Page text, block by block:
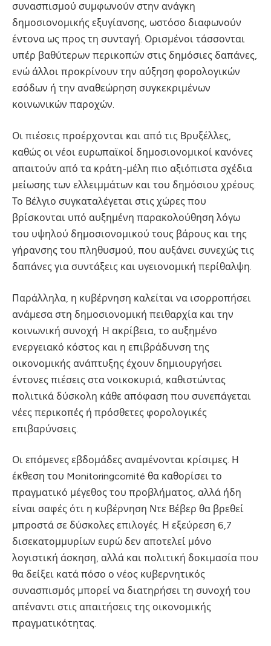
συνασπισμού συμφωνούν στην ανάγκη
δημοσιονομικής εξυγίανσης, ωστόσο διαφωνούν
έντονα ως προς τη συνταγή. Ορισμένοι τάσσονται
υπέρ βαθύτερων περικοπών στις δημόσιες δαπάνες,
ενώ άλλοι προκρίνουν την αύξηση φορολογικών
εσόδων ή την αναθεώρηση συγκεκριμένων
κοινωνικών παροχών.
Οι πιέσεις προέρχονται και από τις Βρυξέλλες,
καθώς οι νέοι ευρωπαϊκοί δημοσιονομικοί κανόνες
απαιτούν από τα κράτη-μέλη πιο αξιόπιστα σχέδια
μείωσης των ελλειμμάτων και του δημόσιου χρέους.
Το Βέλγιο συγκαταλέγεται στις χώρες που
βρίσκονται υπό αυξημένη παρακολούθηση λόγω
του υψηλού δημοσιονομικού τους βάρους και της
γήρανσης του πληθυσμού, που αυξάνει συνεχώς τις
δαπάνες για συντάξεις και υγειονομική περίθαλψη.
Παράλληλα, η κυβέρνηση καλείται να ισορροπήσει
ανάμεσα στη δημοσιονομική πειθαρχία και την
κοινωνική συνοχή. Η ακρίβεια, το αυξημένο
ενεργειακό κόστος και η επιβράδυνση της
οικονομικής ανάπτυξης έχουν δημιουργήσει
έντονες πιέσεις στα νοικοκυριά, καθιστώντας
πολιτικά δύσκολη κάθε απόφαση που συνεπάγεται
νέες περικοπές ή πρόσθετες φορολογικές
επιβαρύνσεις.
Οι επόμενες εβδομάδες αναμένονται κρίσιμες. Η
έκθεση του Monitoringcomité θα καθορίσει το
πραγματικό μέγεθος του προβλήματος, αλλά ήδη
είναι σαφές ότι η κυβέρνηση Ντε Βέβερ θα βρεθεί
μπροστά σε δύσκολες επιλογές. Η εξεύρεση 6,7
δισεκατομμυρίων ευρώ δεν αποτελεί μόνο
λογιστική άσκηση, αλλά και πολιτική δοκιμασία που
θα δείξει κατά πόσο ο νέος κυβερνητικός
συνασπισμός μπορεί να διατηρήσει τη συνοχή του
απέναντι στις απαιτήσεις της οικονομικής
πραγματικότητας.